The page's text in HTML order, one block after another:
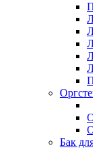
Бак